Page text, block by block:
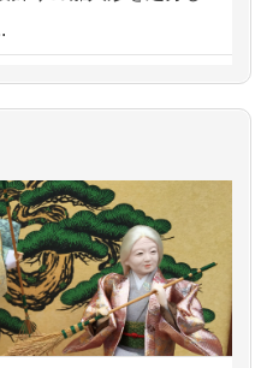
依頼出来る点と申込ま
ので。
実家の片付けを始め
を見守ってくれてあり
分をお願いできます
供養・処分したいの
だ...
、供養祭までお人形は